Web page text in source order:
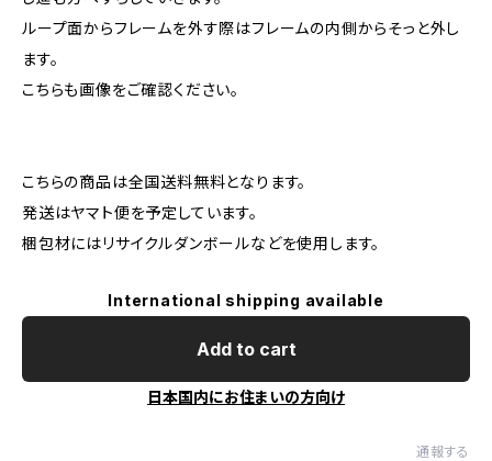
ループ面からフレームを外す際はフレームの内側からそっと外し
ます。
こちらも画像をご確認ください。
こちらの商品は全国送料無料となります。
発送はヤマト便を予定しています。
梱包材にはリサイクルダンボールなどを使用します。
International shipping available
Add to cart
日本国内にお住まいの方向け
通報する